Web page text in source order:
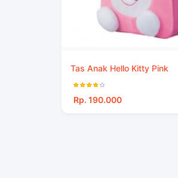
Tas Anak Hello Kitty Pink
Rp. 190.000